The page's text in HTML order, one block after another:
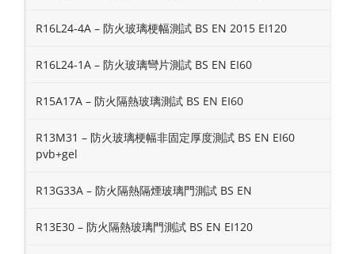
R16L24-4A – 防火玻璃梗幅測試 BS EN 2015 EI120
R16L24-1A – 防火玻璃彎片測試 BS EN EI60
R15A17A – 防火隔熱玻璃測試 BS EN EI60
R13M31 – 防火玻璃梗幅非固定厚度測試 BS EN EI60
pvb+gel
R13G33A – 防火隔熱隔煙玻璃門測試 BS EN
R13E30 – 防火隔熱玻璃門測試 BS EN EI120